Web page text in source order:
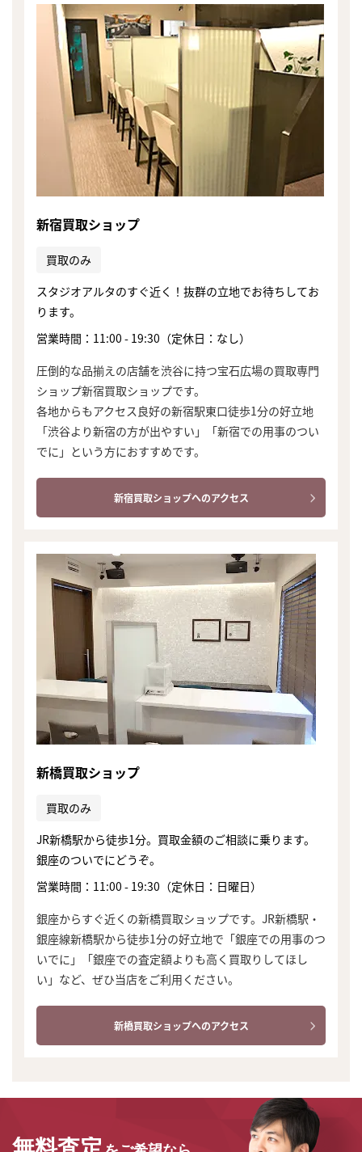
新宿買取ショップ
買取のみ
スタジオアルタのすぐ近く！抜群の立地でお待ちしてお
ります。
営業時間：11:00 - 19:30（定休日：なし）
圧倒的な品揃えの店舗を渋谷に持つ宝石広場の買取専門
ショップ新宿買取ショップです。
各地からもアクセス良好の新宿駅東口徒歩1分の好立地
「渋谷より新宿の方が出やすい」「新宿での用事のつい
でに」という方におすすめです。
新宿買取ショップへのアクセス
新橋買取ショップ
買取のみ
JR新橋駅から徒歩1分。買取金額のご相談に乗ります。
銀座のついでにどうぞ。
営業時間：11:00 - 19:30（定休日：日曜日）
銀座からすぐ近くの新橋買取ショップです。JR新橋駅・
銀座線新橋駅から徒歩1分の好立地で「銀座での用事のつ
いでに」「銀座での査定額よりも高く買取りしてほし
い」など、ぜひ当店をご利用ください。
新橋買取ショップへのアクセス
かんたん30秒でお試し査定